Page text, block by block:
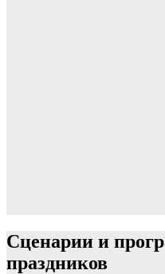
Сценарии и
праздников